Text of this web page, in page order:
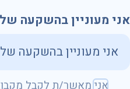
אני מעוניין בהשקעה
שם מלא
אני מאשר/ת לקבל